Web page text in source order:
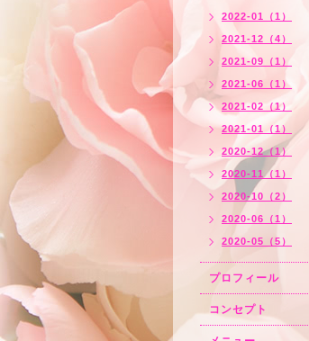
2022-01（1）
2021-12（4）
2021-09（1）
2021-06（1）
2021-02（1）
2021-01（1）
2020-12（1）
2020-11（1）
2020-10（2）
2020-06（1）
2020-05（5）
プロフィール
コンセプト